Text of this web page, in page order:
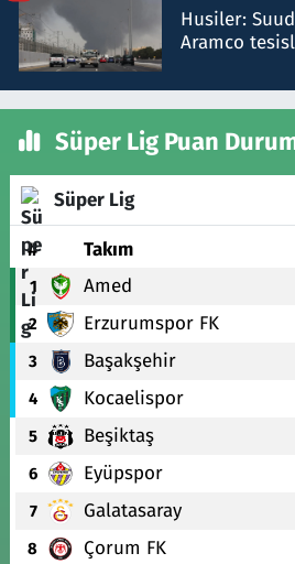
Husiler:
Aramco
Süper Lig Puan
Süper Lig
# Takım
1 Amed
2 Erzurumspor FK
3 Başakşehir
4 Kocaelispor
5 Beşiktaş
6 Eyüpspor
7 Galatasaray
8 Çorum FK